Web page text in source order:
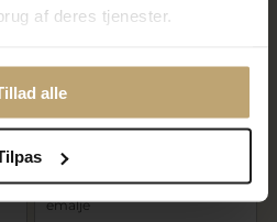
af deres tjenester.
alle
hængeled sølv, hund m. sort
emalje